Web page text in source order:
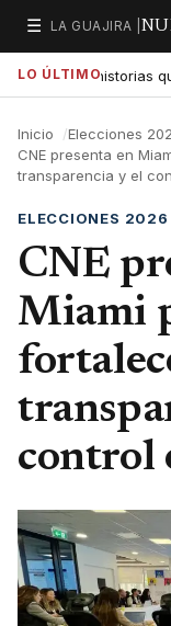
☰
Secciones
LA GUAJIRA |
LO ÚLTIMO
las historias
Inicio
Elecciones
CNE presenta en
transparencia y el
ELECCIONES 2026
CNE
Miami
control